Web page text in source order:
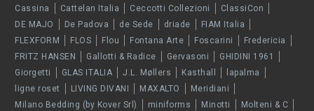
Cassina
Cattelan Italia Ceccotti Collezioni
ClassiCon
DE MAJO
De Padova de Sede driade
FIAM Italia
FLEXFORM
FLOS Flou Fontana Arte Foscarini
Fredericia
FRITZ HANSEN
Gallotti & Radice Gervasoni
GHIDINI 1961
Giorgetti
GLAS ITALIA J.L. Møllers Kasthall
lapalma
ligne roset
LIVING DIVANI MAXALTO
Meridiani
Milano Bedding (by Kover Srl)
miniforms Minotti
Molteni & C